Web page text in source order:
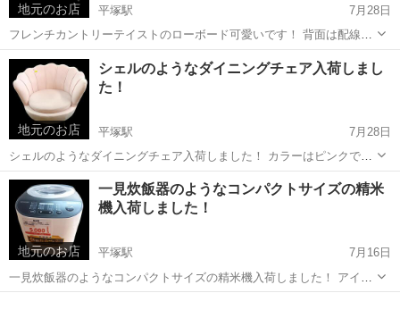
地元のお店 平塚駅
7月28日
フレンチカントリーテイストのローボード可愛いです！ 背面は配線穴
があるので、スッキリしてくれます。お値段は税込5,500円です フジ
シロリサイクル平塚店
神奈川 平塚市 リサイクルショップ
地元のお店
シェルのようなダイニングチェア入荷しまし
た！
平塚駅
7月28日
シェルのようなダイニングチェア入荷しました！ カラーはピンクで
す。 税込10,780円 フジシロリサイクル平塚店
神奈川 平塚市 平塚駅 リサイクルショップ
地元のお店
一見炊飯器のようなコンパクトサイズの精米
機入荷しました！
平塚駅
7月16日
一見炊飯器のようなコンパクトサイズの精米機入荷しました！ アイリ
スオーヤマ 2021年製 RCI-B5-W 状態良好です。 気になる方は是